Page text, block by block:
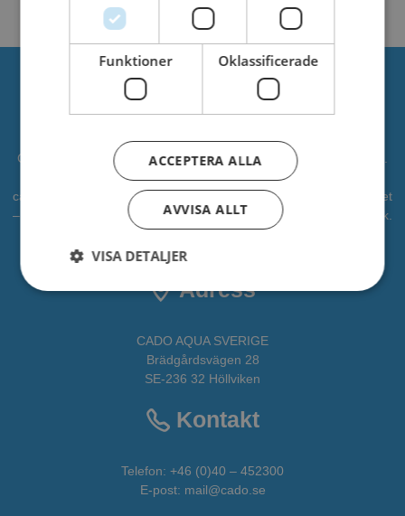
CADO är en professionell leverantör av vattenlek, lekplatser mm.
Vi har levererat vattenlek till kommuner, djurparker och
campingplatser. Vi vill bidra som en partner i alla faser av projektet
– från idé till verklighet. CADOAQUA är vår avdelning för vattenlek.
All fakta om CADO får du
Adress
CADO AQUA SVERIGE
Brädgårdsvägen 28
SE-236 32 Höllviken
Kontakt
Telefon: +46 (0)40 – 452300
E-post: mail@cado.se
Funktioner Oklassificerade
ACCEPTERA ALLA
AVVISA ALLT
VISA DETALJER